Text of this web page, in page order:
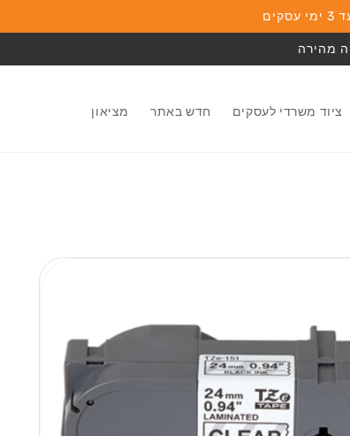
ציוד משרדי לעסקים חדש באתר מציאון